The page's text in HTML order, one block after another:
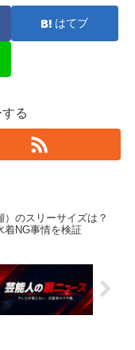
はてブ
る
）のスリーサイズは？
着NG事情を検証